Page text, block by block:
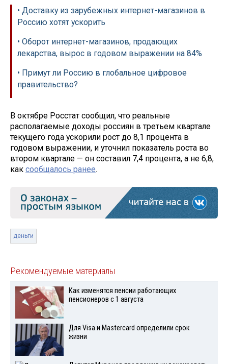
• Доставку из зарубежных интернет-магазинов в
Россию хотят ускорить
• Оборот интернет-магазинов, продающих
лекарства, вырос в годовом выражении на 84%
• Примут ли Россию в глобальное цифровое
правительство?
В октябре Росстат сообщил, что реальные
располагаемые доходы россиян в третьем квартале
текущего года ускорили рост до 8,1 процента в
годовом выражении, и уточнил показатель роста во
втором квартале — он составил 7,4 процента, а не 6,8,
как сообщалось ранее.
деньги
Рекомендуемые материалы
Как изменятся пенсии работающих
пенсионеров с 1 августа
Для Visа и Mastercard определили срок
жизни